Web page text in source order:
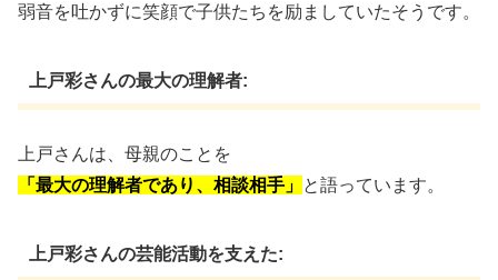
弱音を吐かずに笑顔で子供たちを励ましていたそうです。
上戸彩さんの最大の理解者:
上戸さんは、母親のことを
「最大の理解者であり、相談相手」 と語っています。
上戸彩さんの芸能活動を支えた: